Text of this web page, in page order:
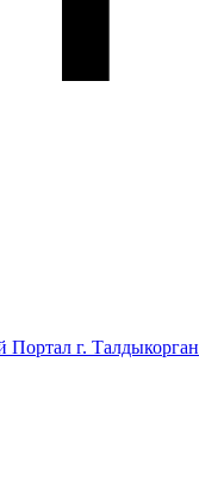
г. Талдыкорган